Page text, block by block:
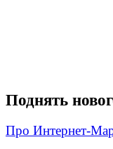
Поднять
Про Интернет-